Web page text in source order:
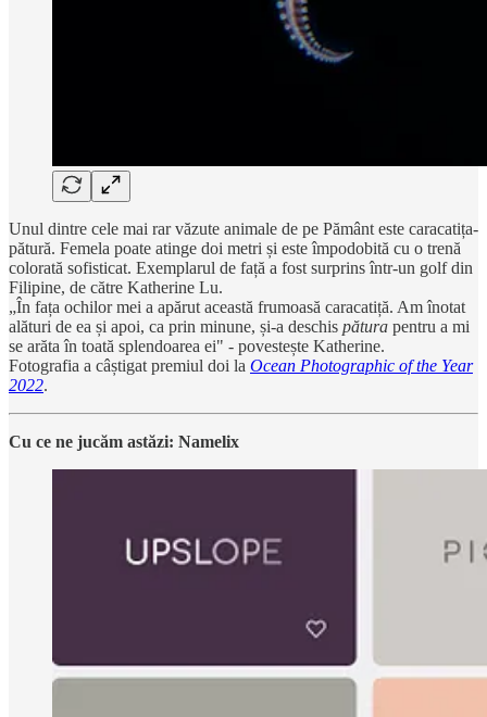
Unul dintre cele mai rar văzute animale de pe Pământ este caracatița-
pătură. Femela poate atinge doi metri și este împodobită cu o trenă
colorată sofisticat. Exemplarul de față a fost surprins într-un golf din
Filipine, de către Katherine Lu.
„În fața ochilor mei a apărut această frumoasă caracatiță. Am înotat
alături de ea și apoi, ca prin minune, și-a deschis pătura pentru a mi
se arăta în toată splendoarea ei" - povestește Katherine.
Fotografia a câștigat premiul doi la Ocean Photographic of the Year
2022.
Cu ce ne jucăm astăzi: Namelix